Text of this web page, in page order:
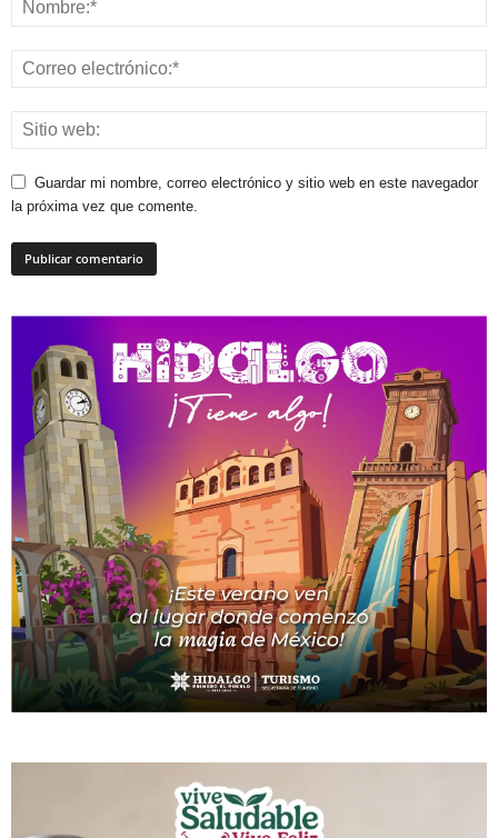
Guardar mi nombre, correo electrónico y sitio web en este navegador
la próxima vez que comente.